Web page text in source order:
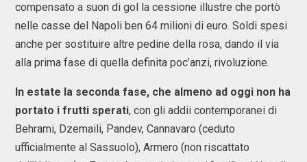
compensato a suon di gol la cessione illustre che portò
nelle casse del Napoli ben 64 milioni di euro. Soldi spesi
anche per sostituire altre pedine della rosa, dando il via
alla prima fase di quella definita poc’anzi, rivoluzione.
In estate la seconda fase, che almeno ad oggi non ha
portato i frutti sperati, con gli addii contemporanei di
Behrami, Dzemaili, Pandev, Cannavaro (ceduto
ufficialmente al Sassuolo), Armero (non riscattato